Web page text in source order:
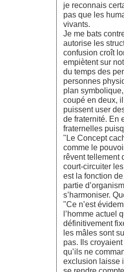
je reconnais
pas que les
vivants.
Je me bats
autorise les
confusion croît
empiètent sur
du temps des
personnes
plan
coupé en deux,
puissent user
de fraternité. En
fraternelles
"Le Concept
comme le
rêvent tellement
court-circuiter
est la fonction
partie
s’harmoniser.
"Ce n’est
l’homme actuel
définitivement
les mâles sont
pas. Ils
qu’ils ne
exclusion laisse